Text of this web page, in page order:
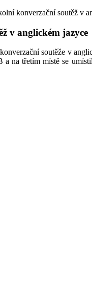
konverzační soutěž v
v anglickém jazyce
soutěže v
a na třetím místě se